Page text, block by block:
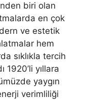
biri olan
en çok
ve estetik
hem
sıklıkla tercih
yıllara
yaygın
verimliliği